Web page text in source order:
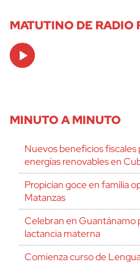
MATUTINO DE RADIO
Audio
Player
MINUTO A MINUTO
Nuevos beneficios fiscales
energías renovables en
Propician goce en familia
Matanzas
Celebran en Guantánamo
lactancia materna
Comienza curso de